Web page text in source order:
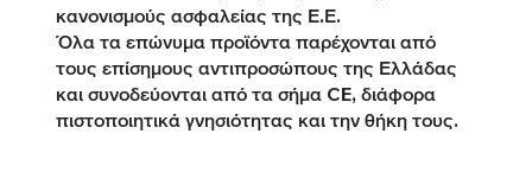
κανονισμούς ασφαλείας της Ε.Ε.
Όλα τα επώνυμα προϊόντα παρέχονται από
τους επίσημους αντιπροσώπους της Ελλάδας
και συνοδεύονται από τα σήμα CE, διάφορα
πιστοποιητικά γνησιότητας και την θήκη τους.